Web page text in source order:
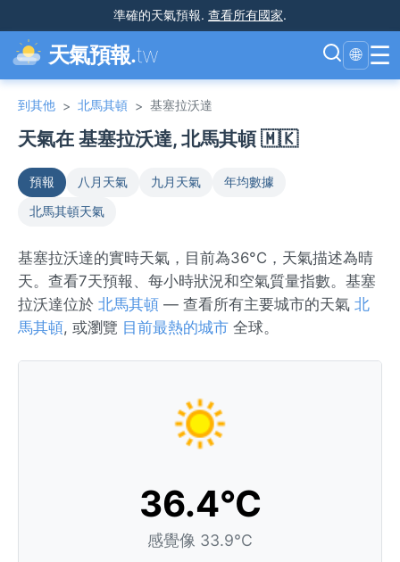
準確的天氣預報. 查看所有國家.
天氣預報.tw 🌐 ☰
到其他 > 北馬其頓 > 基塞拉沃達
天氣在 基塞拉沃達, 北馬其頓 🇲🇰
預報 八月天氣 九月天氣
年均數據
北馬其頓天氣
基塞拉沃達的實時天氣，目前為36°C，天氣描述為晴
天。查看7天預報、每小時狀況和空氣質量指數。基塞
拉沃達位於 北馬其頓 — 查看所有主要城市的天氣 北
馬其頓, 或瀏覽 目前最熱的城市 全球。
36.4°C
感覺像 33.9°C